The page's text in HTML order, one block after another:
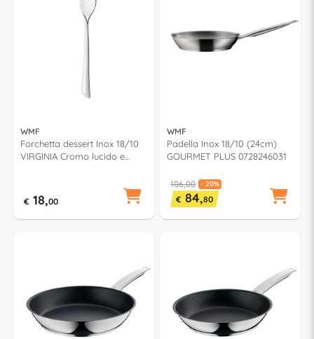
WMF
Forchetta dessert Inox 18/10
VIRGINIA Cromo lucido e
€ 18,00
WMF
Padella Inox 18/10 (24cm)
GOURMET PLUS 0728246031
106,00 - 20%
€ 84,80